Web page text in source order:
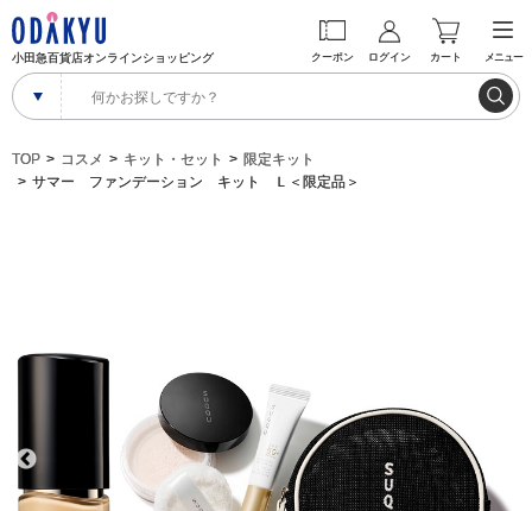
小田急百貨店オンラインショッピング クーポン ログイン カート メニュー
TOP コスメ キット・セット
限定キット
サマー ファンデーション キット Ｌ＜限定品＞